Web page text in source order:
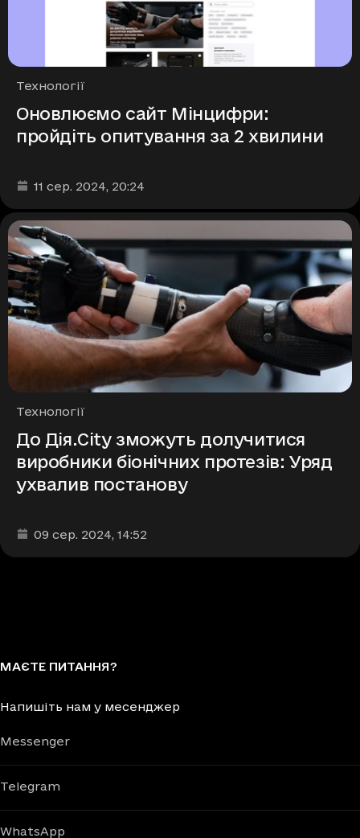
Рубрики
Технології
Оновлюємо сайт Мінцифри:
пройдіть опитування за 2 хвилини
Дата та час публікації
11 сер. 2024, 20:24
Рубрики
Технології
До Дія.City зможуть долучитися
виробники біонічних протезів: Уряд
ухвалив постанову
Дата та час публікації
09 сер. 2024, 14:52
МАЄТЕ ПИТАННЯ?
Напишіть нам у месенджер
Messenger
Telegram
WhatsApp